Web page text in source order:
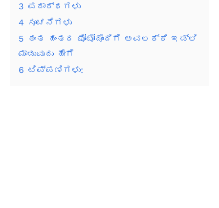
3 ಪದಾರ್ಥಗಳು
4 ಸೂಚನೆಗಳು
5 ಹಂತ ಹಂತದ ಫೋಟೋದೊಂದಿಗೆ ಅವಲಕ್ಕಿ ಇಡ್ಲಿ
ಮಾಡುವುದು ಹೇಗೆ
6 ಟಿಪ್ಪಣಿಗಳು: